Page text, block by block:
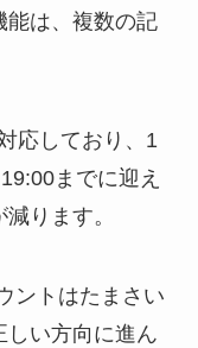
能は、複数の記
応しており、1
までに迎え
ります。
ントはたまさい
しい方向に進ん